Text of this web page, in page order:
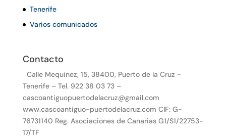
Tenerife
Varios comunicados
Contacto
Calle Mequinez, 15, 38400, Puerto de la Cruz -
Tenerife – Tel. 922 38 03 73 –
cascoantiguopuertodelacruz@gmail.com
www.cascoantiguo-puertodelacruz.com CIF: G-
76731140 Reg. Asociaciones de Canarias G1/S1/22753-
17/TF